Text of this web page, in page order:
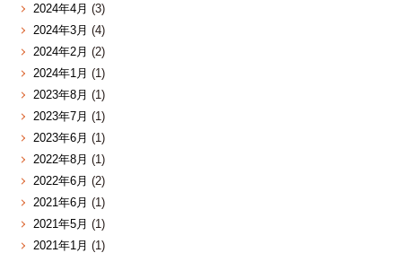
2024年4月 (3)
2024年3月 (4)
2024年2月 (2)
2024年1月 (1)
2023年8月 (1)
2023年7月 (1)
2023年6月 (1)
2022年8月 (1)
2022年6月 (2)
2021年6月 (1)
2021年5月 (1)
2021年1月 (1)